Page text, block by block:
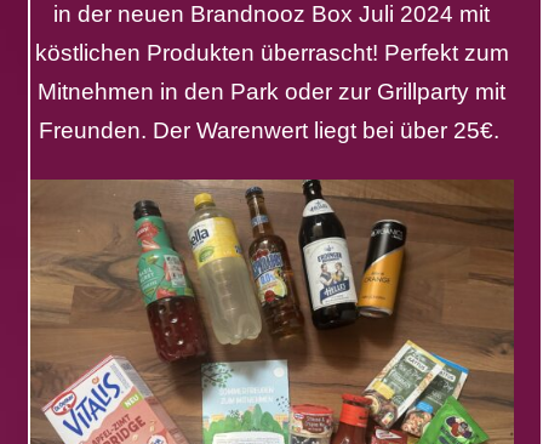
in der neuen Brandnooz Box Juli 2024 mit
köstlichen Produkten überrascht! Perfekt zum
Mitnehmen in den Park oder zur Grillparty mit
Freunden. Der Warenwert liegt bei über 25€.